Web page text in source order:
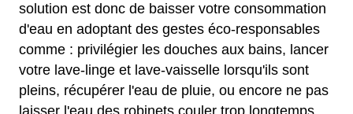
solution est donc de baisser votre consommation
d'eau en adoptant des gestes éco-responsables
comme : privilégier les douches aux bains, lancer
votre lave-linge et lave-vaisselle lorsqu'ils sont
pleins, récupérer l'eau de pluie, ou encore ne pas
laisser l'eau des robinets couler trop longtemps.